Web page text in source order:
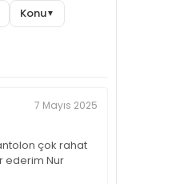
Konu▼
7 Mayıs 2025
çok rahat
ederim Nur